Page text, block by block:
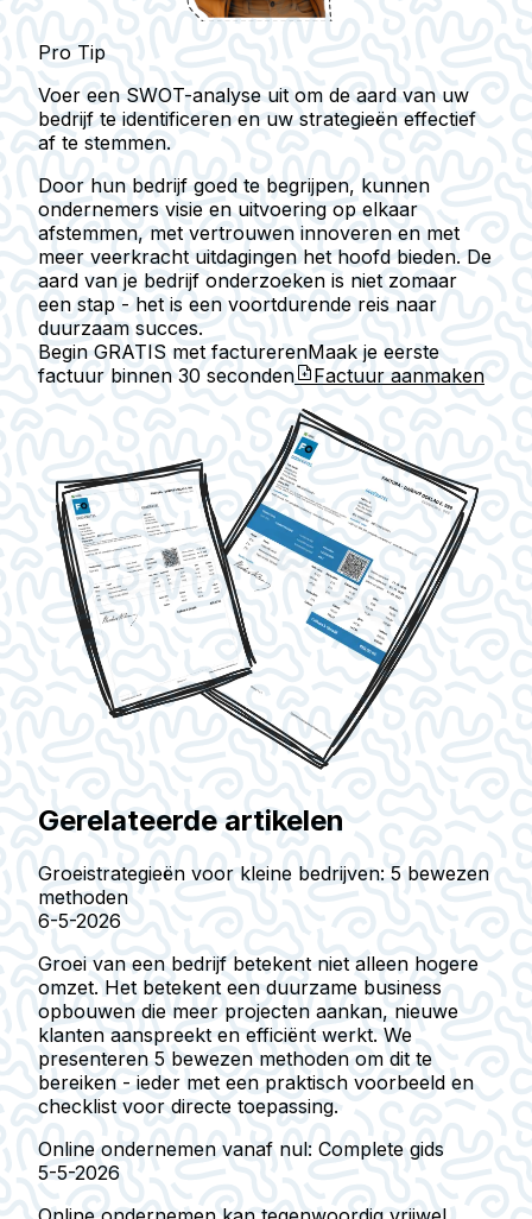
Pro Tip
Voer een SWOT-analyse uit om de aard van uw
bedrijf te identificeren en uw strategieën effectief
af te stemmen.
Door hun bedrijf goed te begrijpen, kunnen
ondernemers visie en uitvoering op elkaar
afstemmen, met vertrouwen innoveren en met
meer veerkracht uitdagingen het hoofd bieden. De
aard van je bedrijf onderzoeken is niet zomaar
een stap - het is een voortdurende reis naar
duurzaam succes.
Begin GRATIS met facturerenMaak je eerste
factuur binnen 30 seconden Factuur aanmaken
Gerelateerde artikelen
Groeistrategieën voor kleine bedrijven: 5 bewezen
methoden
6-5-2026
Groei van een bedrijf betekent niet alleen hogere
omzet. Het betekent een duurzame business
opbouwen die meer projecten aankan, nieuwe
klanten aanspreekt en efficiënt werkt. We
presenteren 5 bewezen methoden om dit te
bereiken - ieder met een praktisch voorbeeld en
checklist voor directe toepassing.
Online ondernemen vanaf nul: Complete gids
5-5-2026